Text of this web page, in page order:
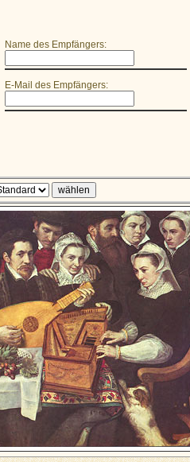
Name des Empfängers:
E-Mail des Empfängers: